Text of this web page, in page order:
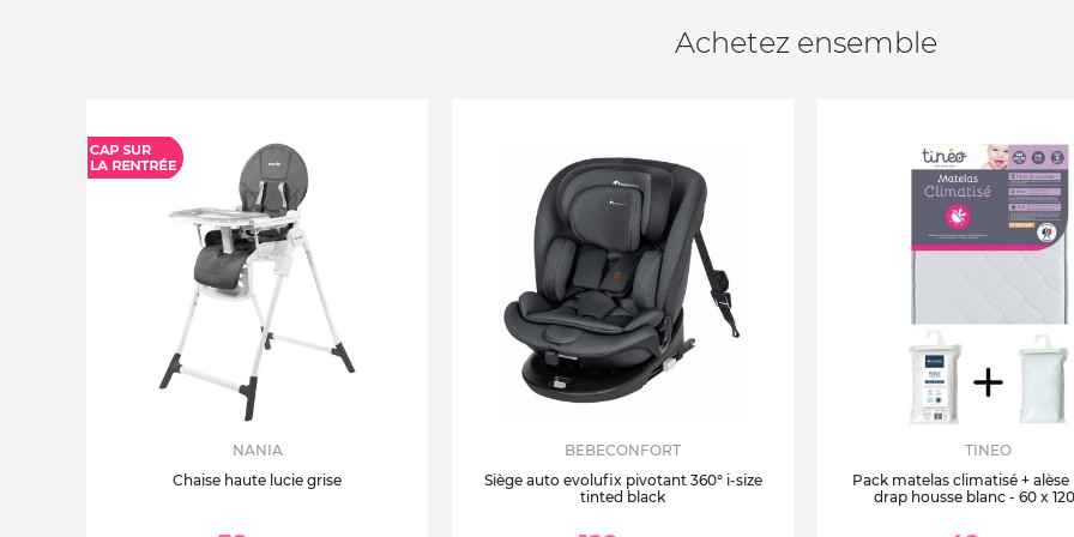
Achetez ensemble
NANIA
Chaise haute lucie grise
BEBECONFORT
Siège auto evolufix pivotant 360° i-size
tinted black
TINEO
Pack matelas climatisé + alèse
drap housse blanc - 60 x